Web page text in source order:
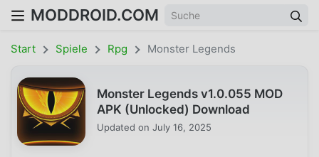
MODDROID.COM
Start Spiele Rpg Monster Legends
Monster Legends v1.0.055 MOD
APK (Unlocked) Download
Updated on July 16, 2025